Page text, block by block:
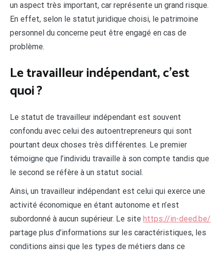
un aspect très important, car représente un grand risque.
En effet, selon le statut juridique choisi, le patrimoine
personnel du concerne peut être engagé en cas de
problème.
Le travailleur indépendant, c’est
quoi ?
Le statut de travailleur indépendant est souvent
confondu avec celui des autoentrepreneurs qui sont
pourtant deux choses très différentes. Le premier
témoigne que l’individu travaille à son compte tandis que
le second se réfère à un statut social.
Ainsi, un travailleur indépendant est celui qui exerce une
activité économique en étant autonome et n’est
subordonné à aucun supérieur. Le site https://in-deed.be/
partage plus d’informations sur les caractéristiques, les
conditions ainsi que les types de métiers dans ce